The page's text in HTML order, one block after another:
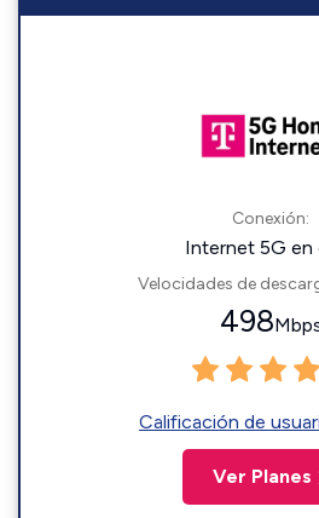
Conexión:
Internet 5G en
Velocidades de
498
Calificación de
Ver Planes